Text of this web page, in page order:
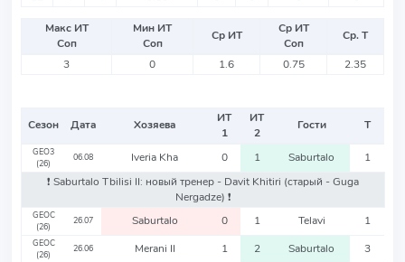
Макс ИТ
Соп
Мин ИТ
Соп
Ср ИТ
Ср ИТ
Соп
Ср. Т
3
0 1.6 0.75 2.35
Сезон Дата Хозяева
ИТ
1
ИТ
2
Гости Т
GEO3
(26)
06.08 Iveria Kha 0 1 Saburtalo
1
❗️ Saburtalo Tbilisi II: новый тренер - Davit Khitiri (старый - Guga
Nergadze) ❗️
GEOC
(26)
26.07 Saburtalo 0 1 Telavi 1
GEOC
(26)
26.06 Merani II 1 2 Saburtalo 3